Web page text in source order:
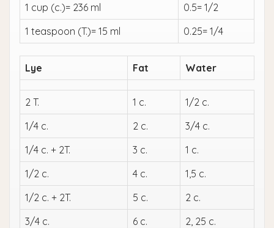
1 cup (c.)= 236 ml
0.5= 1/2
1 teaspoon (T.)= 15 ml
0.25= 1/4
Lye Fat Water
2 T. 1 c.
1/2 c.
1/4 c.
2 c.
3/4 c.
1/4 c. + 2T.
3 c.
1 c.
1/2 c.
4 c.
1,5 c.
1/2 c. + 2T.
5 c.
2 c.
3/4 c.
6 c.
2, 25 c.